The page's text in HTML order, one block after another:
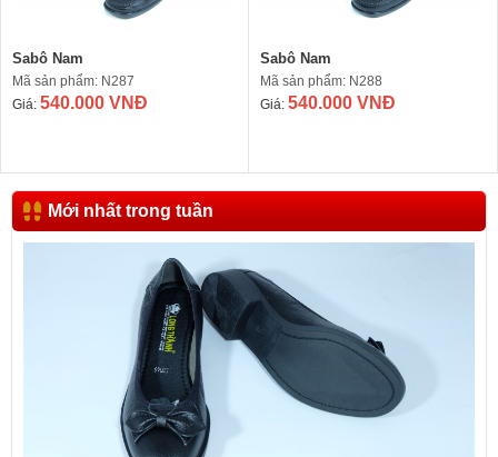
Sabô Nam
Mã sản phẩm: N287
Giá: 540.000 VNĐ
Sabô Nam
Mã sản phẩm: N288
Giá: 540.000 VNĐ
Mới nhất trong tuần